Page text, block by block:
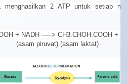
menghasilkan 2 ATP untuk setiap
+ NADH —–> CH3.CHOH.COOH +
(asam piruvat) (asam laktat)